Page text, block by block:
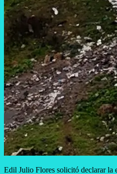
Edil Julio Flores solicitó declarar la